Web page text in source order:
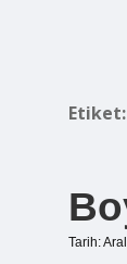
Etiket:
Tarih: